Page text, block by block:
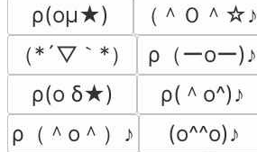
ρ(oμ★)
（＾Ｏ＾☆♪
（*´▽｀*）
ρ（ーoー)♪
ρ(o δ★)
ρ(＾o^)♪
ρ（＾o＾）♪
(o^^o)♪